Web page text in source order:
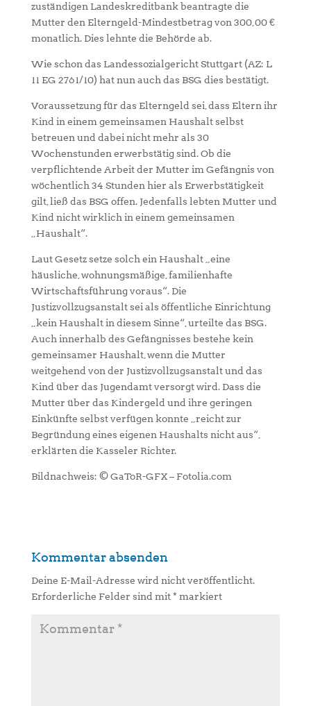
zuständigen Landeskreditbank beantragte die
Mutter den Elterngeld-Mindestbetrag von 300,00 €
monatlich. Dies lehnte die Behörde ab.
Wie schon das Landessozialgericht Stuttgart (AZ: L
11 EG 2761/10) hat nun auch das BSG dies bestätigt.
Voraussetzung für das Elterngeld sei, dass Eltern ihr
Kind in einem gemeinsamen Haushalt selbst
betreuen und dabei nicht mehr als 30
Wochenstunden erwerbstätig sind. Ob die
verpflichtende Arbeit der Mutter im Gefängnis von
wöchentlich 34 Stunden hier als Erwerbstätigkeit
gilt, ließ das BSG offen. Jedenfalls lebten Mutter und
Kind nicht wirklich in einem gemeinsamen
„Haushalt“.
Laut Gesetz setze solch ein Haushalt „eine
häusliche, wohnungsmäßige, familienhafte
Wirtschaftsführung voraus“. Die
Justizvollzugsanstalt sei als öffentliche Einrichtung
„kein Haushalt in diesem Sinne“, urteilte das BSG.
Auch innerhalb des Gefängnisses bestehe kein
gemeinsamer Haushalt, wenn die Mutter
weitgehend von der Justizvollzugsanstalt und das
Kind über das Jugendamt versorgt wird. Dass die
Mutter über das Kindergeld und ihre geringen
Einkünfte selbst verfügen konnte „reicht zur
Begründung eines eigenen Haushalts nicht aus“,
erklärten die Kasseler Richter.
Bildnachweis: © GaToR-GFX – Fotolia.com
Kommentar absenden
Deine E-Mail-Adresse wird nicht veröffentlicht.
Erforderliche Felder sind mit* markiert